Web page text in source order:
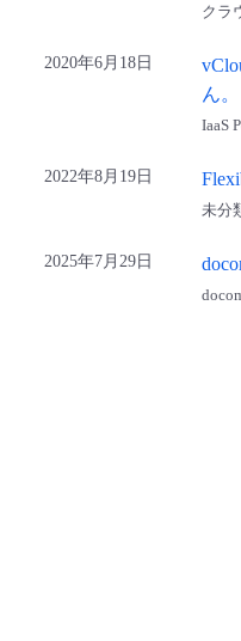
クラ
2020年6月18日
ん。
IaaS
2022年8月19日
未分
2025年7月29日